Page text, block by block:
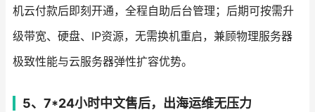
机云付款后即刻开通，全程自助后台管理；后期可按需升
级带宽、硬盘、IP资源，无需换机重启，兼顾物理服务器
极致性能与云服务器弹性扩容优势。
5、7*24小时中文售后，出海运维无压力